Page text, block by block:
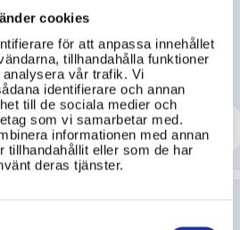
cookies
för att anpassa innehållet
tillhandahålla funktioner
vår trafik. Vi
identifierare och annan
till de sociala medier och
som vi samarbetar med.
informationen med annan
tillhandahållit eller som de har
deras tjänster.
din fråga